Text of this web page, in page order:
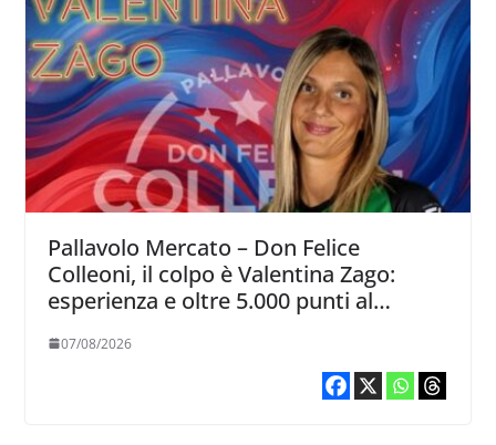
Pallavolo Mercato – Don Felice
Colleoni, il colpo è Valentina Zago:
esperienza e oltre 5.000 punti al
07/08/2026